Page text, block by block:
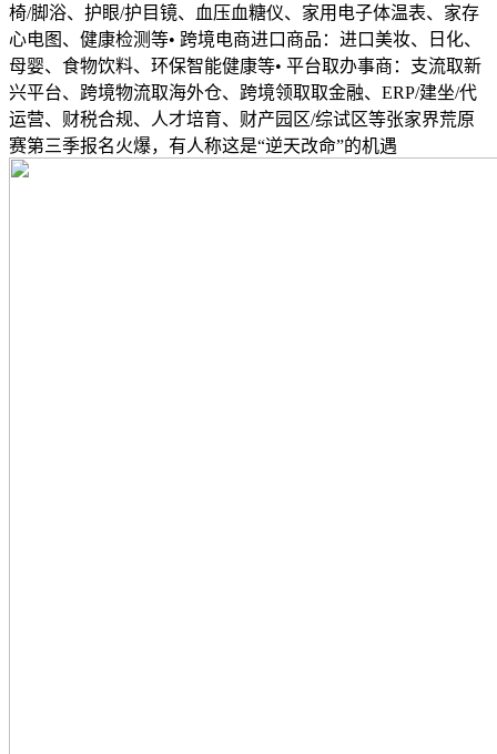
椅/脚浴、护眼/护目镜、血压血糖仪、家用电子体温表、家存
心电图、健康检测等• 跨境电商进口商品：进口美妆、日化、
母婴、食物饮料、环保智能健康等• 平台取办事商：支流取新
兴平台、跨境物流取海外仓、跨境领取取金融、ERP/建坐/代
运营、财税合规、人才培育、财产园区/综试区等张家界荒原
赛第三季报名火爆，有人称这是“逆天改命”的机遇